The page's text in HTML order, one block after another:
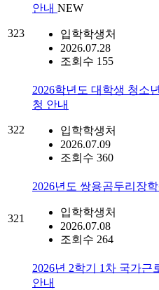
323
안내 NEW
입학학생처
2026.07.28
조회수 155
322
2026학년도 대학생 청소
청 안내
입학학생처
2026.07.09
조회수 360
321
2026년도 쌍용곰두리장
입학학생처
2026.07.08
조회수 264
2026년 2학기 1차 국가
안내